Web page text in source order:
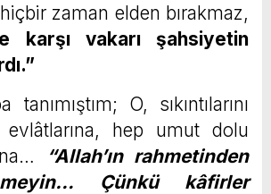
zaman elden bırakmaz,
karşı vakarı şahsiyetin
O, sıkıntılarını
evlâtlarına, hep umut dolu
“Allah’ın rahmetinden
Çünkü kâfirler